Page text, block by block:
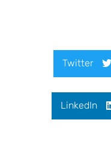
Twitter
LinkedIn